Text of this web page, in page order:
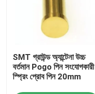
আমাদের সম্পর্কে
মান নিয়ন্ত্রণ
SMT গ্রাউন্ড অ্যান্টেনা উচ্চ
বর্তমান Pogo পিন সংযোগকারী
স্প্রিং প্রোব পিন 20mm